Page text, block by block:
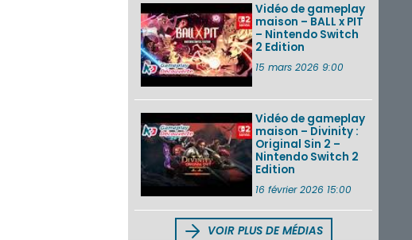
Vidéo de gameplay
maison – BALL x PIT
– Nintendo Switch
2 Edition
15 mars 2026 9:00
Vidéo de gameplay
maison – Divinity :
Original Sin 2 –
Nintendo Switch 2
Edition
16 février 2026 15:00
VOIR PLUS DE MÉDIAS